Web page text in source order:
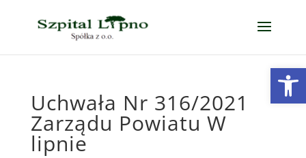
Uchwała Nr 316/2021
Zarządu Powiatu W
lipnie